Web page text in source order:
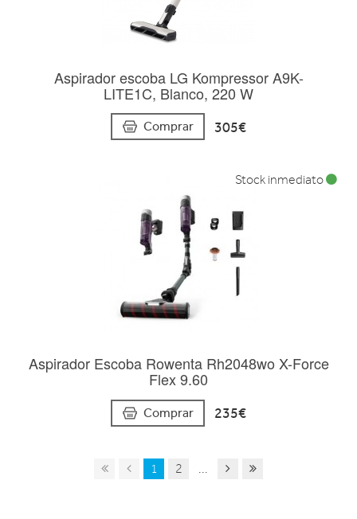
Aspirador escoba LG Kompressor A9K-
LITE1C, Blanco, 220 W
Comprar 305€
Aspirador Escoba Rowenta Rh2048wo X-Force
Flex 9.60
Comprar 235€
Stock inmediato
1 2 ...